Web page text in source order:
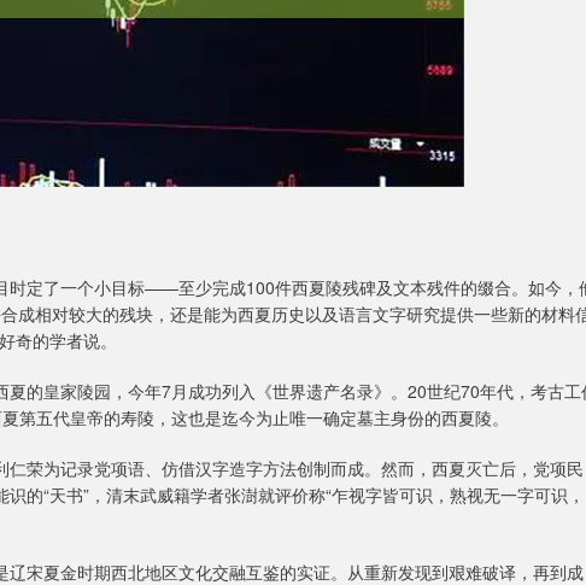
时定了一个小目标——至少完成100件西夏陵残碑及文本残件的缀合。如今，
成相对较大的残块，还是能为西夏历史以及语言文字研究提供一些新的材料
奇的学者说。
的皇家陵园，今年7月成功列入《世界遗产名录》。20世纪70年代，考古工
第五代皇帝的寿陵，这也是迄今为止唯一确定墓主身份的西夏陵。
荣为记录党项语、仿借汉字造字方法创制而成。然而，西夏灭亡后，党项民
的“天书”，清末武威籍学者张澍就评价称“乍视字皆可识，熟视无一字可识，
宋夏金时期西北地区文化交融互鉴的实证。从重新发现到艰难破译，再到成